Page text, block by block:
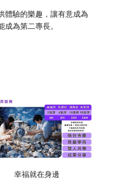
體驗的樂趣，讓有意成為
為第二專長。
幸福就在身邊